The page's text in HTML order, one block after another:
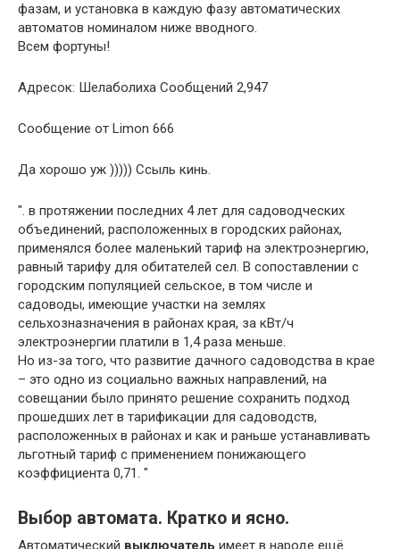
фазам, и установка в каждую фазу автоматических
автоматов номиналом ниже вводного.
Всем фортуны!
Адресок: Шелаболиха Сообщений 2,947
Сообщение от Limon 666
Да хорошо уж ))))) Ссыль кинь.
". в протяжении последних 4 лет для садоводческих
объединений, расположенных в городских районах,
применялся более маленький тариф на электроэнергию,
равный тарифу для обитателей сел. В сопоставлении с
городским популяцией сельское, в том числе и
садоводы, имеющие участки на землях
сельхозназначения в районах края, за кВт/ч
электроэнергии платили в 1,4 раза меньше.
Но из-за того, что развитие дачного садоводства в крае
– это одно из социально важных направлений, на
совещании было принято решение сохранить подход
прошедших лет в тарификации для садоводств,
расположенных в районах и как и раньше устанавливать
льготный тариф с применением понижающего
коэффициента 0,71. "
Выбор автомата. Кратко и ясно.
Автоматический выключатель имеет в народе ещё